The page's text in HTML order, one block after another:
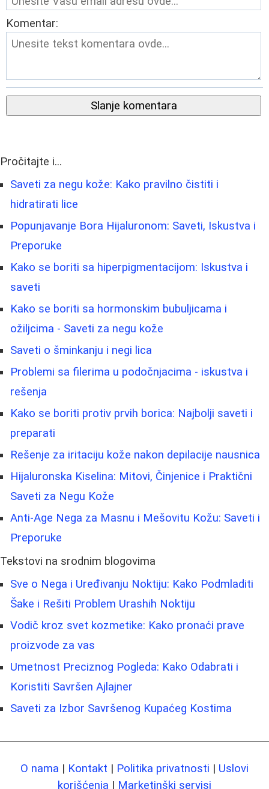
Komentar:
Slanje komentara
Pročitajte i...
Saveti za negu kože: Kako pravilno čistiti i
hidratirati lice
Popunjavanje Bora Hijaluronom: Saveti, Iskustva i
Preporuke
Kako se boriti sa hiperpigmentacijom: Iskustva i
saveti
Kako se boriti sa hormonskim bubuljicama i
ožiljcima - Saveti za negu kože
Saveti o šminkanju i negi lica
Problemi sa filerima u podočnjacima - iskustva i
rešenja
Kako se boriti protiv prvih borica: Najbolji saveti i
preparati
Rešenje za iritaciju kože nakon depilacije nausnica
Hijaluronska Kiselina: Mitovi, Činjenice i Praktični
Saveti za Negu Kože
Anti-Age Nega za Masnu i Mešovitu Kožu: Saveti i
Preporuke
Tekstovi na srodnim blogovima
Sve o Nega i Uređivanju Noktiju: Kako Podmladiti
Šake i Rešiti Problem Urashih Noktiju
Vodič kroz svet kozmetike: Kako pronaći prave
proizvode za vas
Umetnost Preciznog Pogleda: Kako Odabrati i
Koristiti Savršen Ajlajner
Saveti za Izbor Savršenog Kupaćeg Kostima
O nama | Kontakt | Politika privatnosti | Uslovi
korišćenja | Marketinški servisi